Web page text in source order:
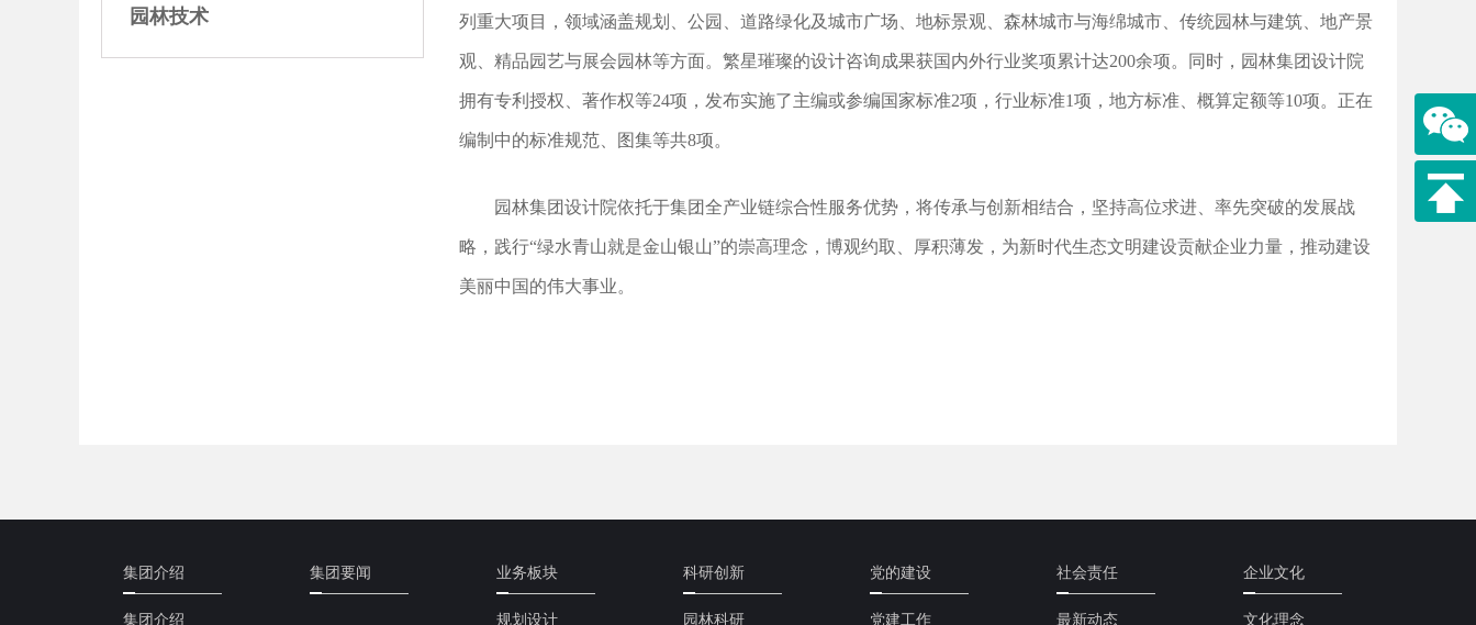
园林技术 列重大项目，领域涵盖规划、公园、道路绿化及城市广场、地标景观、森林城市与海绵城市、传统园林与建筑、地产景
观、精品园艺与展会园林等方面。繁星璀璨的设计咨询成果获国内外行业奖项累计达200余项。同时，园林集团设计院
拥有专利授权、著作权等24项，发布实施了主编或参编国家标准2项，行业标准1项，地方标准、概算定额等10项。正在
编制中的标准规范、图集等共8项。
园林集团设计院依托于集团全产业链综合性服务优势，将传承与创新相结合，坚持高位求进、率先突破的发展战
略，践行“绿水青山就是金山银山”的崇高理念，博观约取、厚积薄发，为新时代生态文明建设贡献企业力量，推动建设
美丽中国的伟大事业。
集团介绍
集团介绍
集团要闻 业务板块
规划设计
科研创新
园林科研
党的建设
党建工作
社会责任
最新动态
企业文化
文化理念